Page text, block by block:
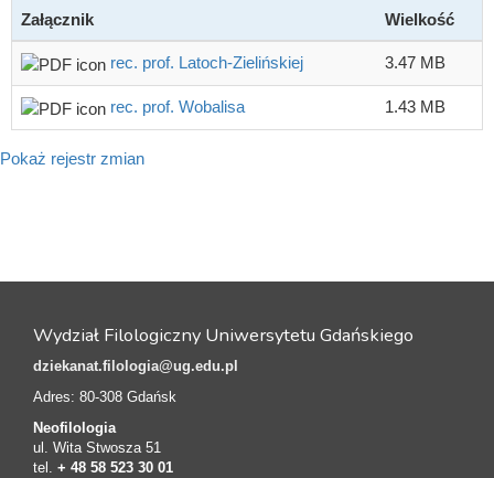
Załącznik Wielkość
rec. prof. Latoch-Zielińskiej 3.47 MB
rec. prof. Wobalisa 1.43 MB
Pokaż rejestr zmian
Wydział Filologiczny Uniwersytetu Gdańskiego
dziekanat.filologia@ug.edu.pl
Adres: 80-308 Gdańsk
Neofilologia
ul. Wita Stwosza 51
tel. + 48 58 523 30 01